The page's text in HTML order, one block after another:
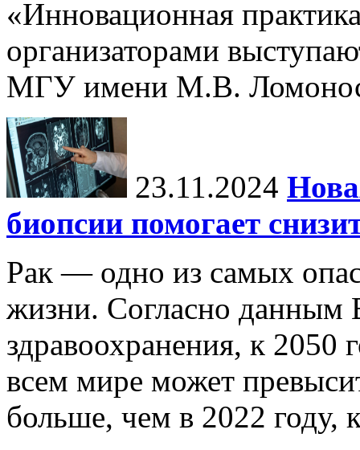
«Инновационная
организаторами
МГУ имени М.В.
23.11.2024
биопсии помогает
Рак — одно из самых
жизни. Согласно данным
здравоохранения, к 2050
всем мире может
больше, чем в 2022 году,